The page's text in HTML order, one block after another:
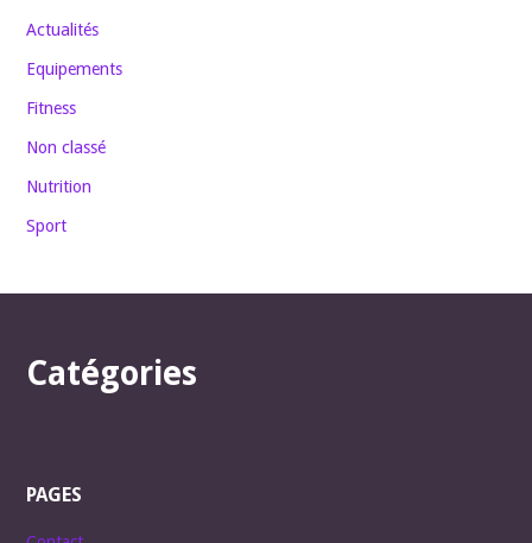
Actualités
Equipements
Fitness
Non classé
Nutrition
Sport
Catégories
PAGES